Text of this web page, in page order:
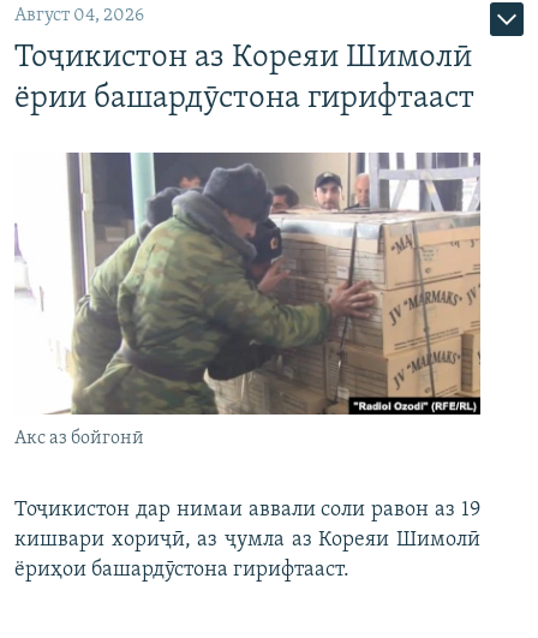
Август 04, 2026
Тоҷикистон аз Кореяи Шимолӣ
ёрии башардӯстона гирифтааст
Акс аз бойгонӣ
Тоҷикистон дар нимаи аввали соли равон аз 19
кишвари хориҷӣ, аз ҷумла аз Кореяи Шимолӣ
ёриҳои башардӯстона гирифтааст.